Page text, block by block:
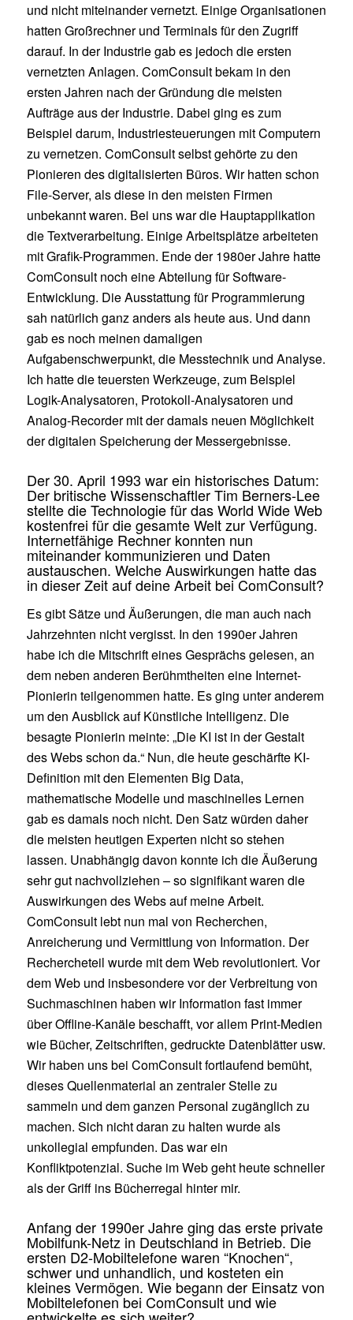
und nicht miteinander vernetzt. Einige Organisationen
hatten Großrechner und Terminals für den Zugriff
darauf. In der Industrie gab es jedoch die ersten
vernetzten Anlagen. ComConsult bekam in den
ersten Jahren nach der Gründung die meisten
Aufträge aus der Industrie. Dabei ging es zum
Beispiel darum, Industriesteuerungen mit Computern
zu vernetzen. ComConsult selbst gehörte zu den
Pionieren des digitalisierten Büros. Wir hatten schon
File-Server, als diese in den meisten Firmen
unbekannt waren. Bei uns war die Hauptapplikation
die Textverarbeitung. Einige Arbeitsplätze arbeiteten
mit Grafik-Programmen. Ende der 1980er Jahre hatte
ComConsult noch eine Abteilung für Software-
Entwicklung. Die Ausstattung für Programmierung
sah natürlich ganz anders als heute aus. Und dann
gab es noch meinen damaligen
Aufgabenschwerpunkt, die Messtechnik und Analyse.
Ich hatte die teuersten Werkzeuge, zum Beispiel
Logik-Analysatoren, Protokoll-Analysatoren und
Analog-Recorder mit der damals neuen Möglichkeit
der digitalen Speicherung der Messergebnisse.
Der 30. April 1993 war ein historisches Datum:
Der britische Wissenschaftler Tim Berners-Lee
stellte die Technologie für das World Wide Web
kostenfrei für die gesamte Welt zur Verfügung.
Internetfähige Rechner konnten nun
miteinander kommunizieren und Daten
austauschen. Welche Auswirkungen hatte das
in dieser Zeit auf deine Arbeit bei ComConsult?
Es gibt Sätze und Äußerungen, die man auch nach
Jahrzehnten nicht vergisst. In den 1990er Jahren
habe ich die Mitschrift eines Gesprächs gelesen, an
dem neben anderen Berühmtheiten eine Internet-
Pionierin teilgenommen hatte. Es ging unter anderem
um den Ausblick auf Künstliche Intelligenz. Die
besagte Pionierin meinte: „Die KI ist in der Gestalt
des Webs schon da.“ Nun, die heute geschärfte KI-
Definition mit den Elementen Big Data,
mathematische Modelle und maschinelles Lernen
gab es damals noch nicht. Den Satz würden daher
die meisten heutigen Experten nicht so stehen
lassen. Unabhängig davon konnte ich die Äußerung
sehr gut nachvollziehen – so signifikant waren die
Auswirkungen des Webs auf meine Arbeit.
ComConsult lebt nun mal von Recherchen,
Anreicherung und Vermittlung von Information. Der
Rechercheteil wurde mit dem Web revolutioniert. Vor
dem Web und insbesondere vor der Verbreitung von
Suchmaschinen haben wir Information fast immer
über Offline-Kanäle beschafft, vor allem Print-Medien
wie Bücher, Zeitschriften, gedruckte Datenblätter usw.
Wir haben uns bei ComConsult fortlaufend bemüht,
dieses Quellenmaterial an zentraler Stelle zu
sammeln und dem ganzen Personal zugänglich zu
machen. Sich nicht daran zu halten wurde als
unkollegial empfunden. Das war ein
Konfliktpotenzial. Suche im Web geht heute schneller
als der Griff ins Bücherregal hinter mir.
Anfang der 1990er Jahre ging das erste private
Mobilfunk-Netz in Deutschland in Betrieb. Die
ersten D2-Mobiltelefone waren “Knochen“,
schwer und unhandlich, und kosteten ein
kleines Vermögen. Wie begann der Einsatz von
Mobiltelefonen bei ComConsult und wie